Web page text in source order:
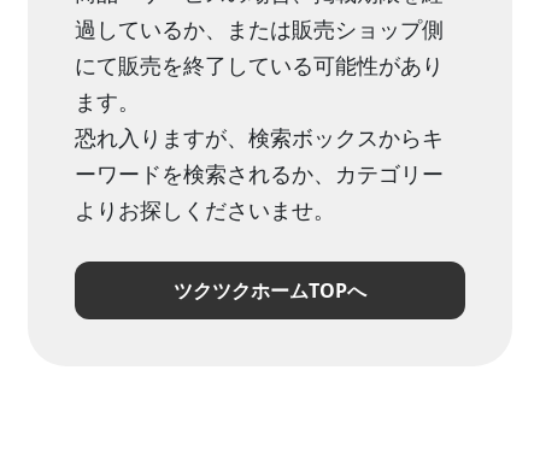
過しているか、または販売ショップ側
にて販売を終了している可能性があり
ます。
恐れ入りますが、検索ボックスからキ
ーワードを検索されるか、カテゴリー
よりお探しくださいませ。
ツクツクホームTOPへ